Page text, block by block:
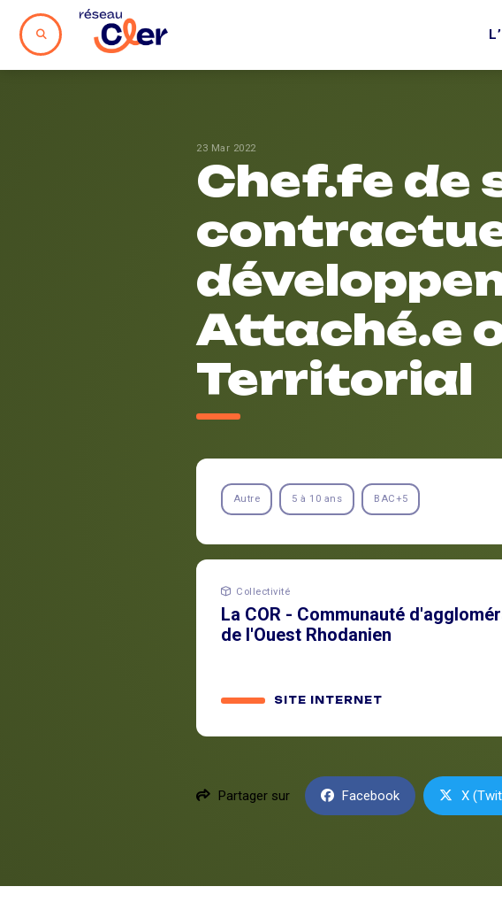
23 Mar 2022
Chef.fe de
Attaché.e
Territorial
Autre 5 à 10 ans BAC+5
Collectivité
La COR - Communauté
de l'Ouest Rhodanien
SITE INTERNET
Partager sur Facebook X